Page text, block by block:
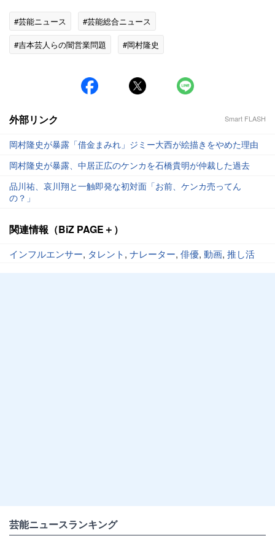
#芸能ニュース
#芸能総合ニュース
#吉本芸人らの闇営業問題
#岡村隆史
外部リンク Smart FLASH
岡村隆史が暴露「借金まみれ」ジミー大西が絵描きをやめた理由
岡村隆史が暴露、中居正広のケンカを石橋貴明が仲裁した過去
品川祐、哀川翔と一触即発な初対面「お前、ケンカ売ってん
の？」
関連情報（BiZ PAGE＋）
インフルエンサー, タレント, ナレーター, 俳優, 動画, 推し活
芸能ニュースランキング